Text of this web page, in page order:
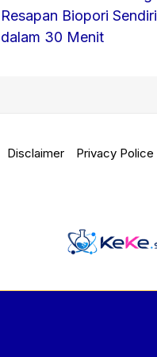
Resapan Biopori Sendiri
dalam 30 Menit
Disclaimer Privacy Police